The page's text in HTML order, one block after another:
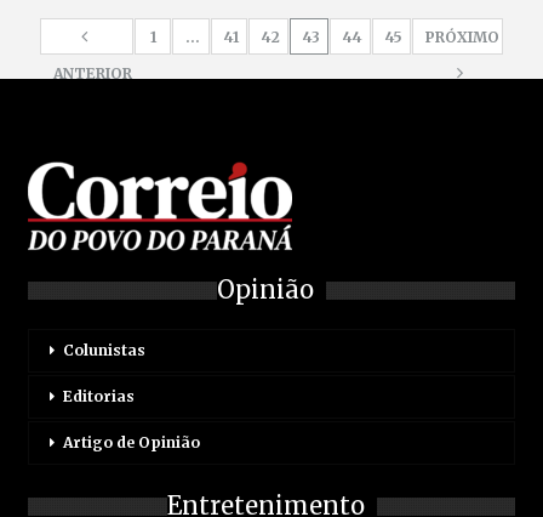
ANTERIOR
1 … 41 42 43 44 45 PRÓXIMO
Opinião
Colunistas
Editorias
Artigo de Opinião
Entretenimento